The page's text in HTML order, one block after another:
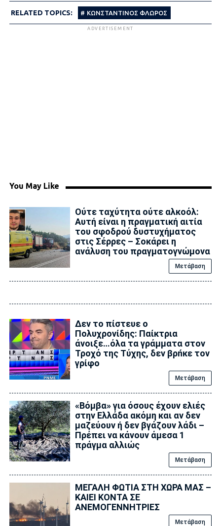
RELATED TOPICS: ΚΩΝΣΤΑΝΤΙΝΟΣ ΦΛΩΡΟΣ
ADVERTISEMENT
You May Like
Ούτε ταχύτητα ούτε αλκοόλ:
Αυτή είναι η πραγματική αιτία
του σφοδρού δυστυχήματος
στις Σέρρες – Σοκάρει η
ανάλυση του πραγματογνώμονα
Μετάβαση
Δεν το πίστευε ο
Πολυχρονίδης: Παίκτρια
άνοιξε…όλα τα γράμματα στον
Τροχό της Tύχης, δεν βρńκε τον
γρίφο
Μετάβαση
«Βόμβα» για όσους έχουν ελιές
στην Ελλάδα ακόμη και αν δεν
μαζεύουν ή δεν βγάζουν λάδι –
Πρέπει να κάνουν άμεσα 1
πράγμα αλλιώς
Μετάβαση
ΜΕΓΑΛΗ ΦΩΤΙΑ ΣΤΗ ΧΩΡΑ ΜΑΣ –
ΚΑΙΕΙ ΚΟΝΤΑ ΣΕ
ΑΝΕΜΟΓΕΝΝΗΤΡΙΕΣ
Μετάβαση